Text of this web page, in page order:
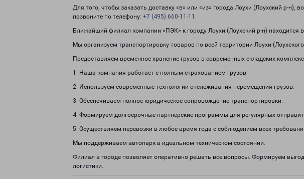
Для того, чтобы заказать доставку «в» или «из» города Лоухи (Лоухский р-н),
позвоните по телефону: +7 (495) 660-11-11 .
Ближайший филиал компании «ПЭК» к городу Лоухи (Лоухский р-н) находится
Мы организуем транспортировку товаров по всей территории Лоухи
Предоставляем временное хранение грузов в современных складских
1. Наша компания работает с полным страхованием грузов.
2. Используем современные технологии отслеживания перемещения грузов.
3. Обеспечиваем полное юридическое сопровождение транспортировки.
4. Формируем долгосрочные партнерские программы для регулярных
5. Осуществляем перевозки в любое время года с соблюдением всех
Мы поддерживаем автопарк в идеальном техническом состоянии.
Филиал в городе позволяет оперативно решать все вопросы. Формируем
логистики.